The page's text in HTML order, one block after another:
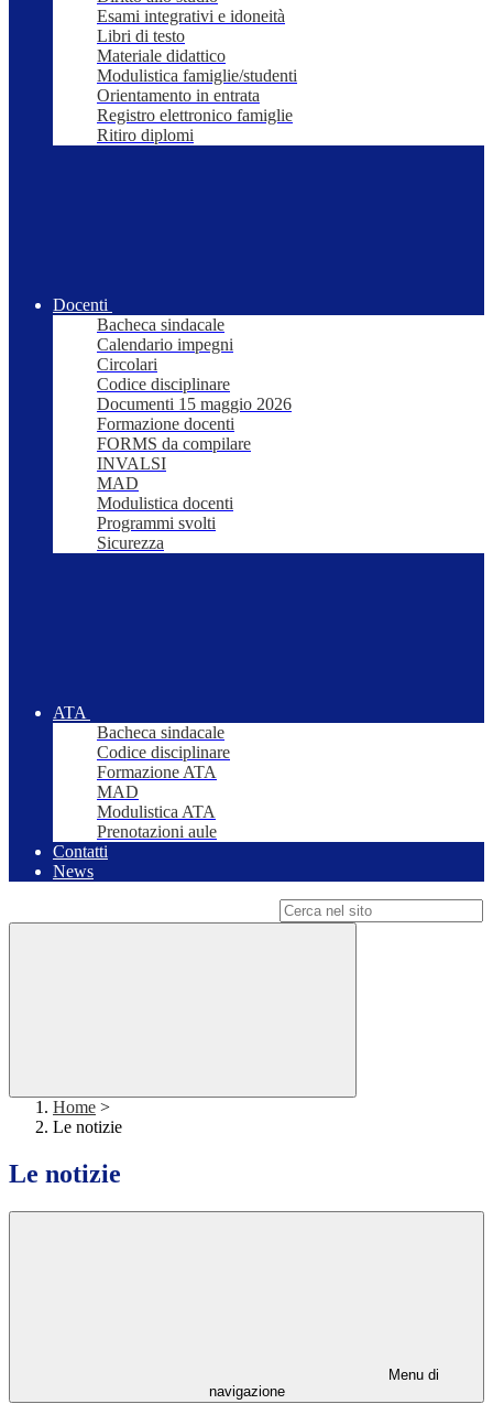
Esami integrativi e idoneità
Libri di testo
Materiale didattico
Modulistica famiglie/studenti
Orientamento in entrata
Registro elettronico famiglie
Ritiro diplomi
Docenti
Bacheca sindacale
Calendario impegni
Circolari
Codice disciplinare
Documenti 15 maggio 2026
Formazione docenti
FORMS da compilare
INVALSI
MAD
Modulistica docenti
Programmi svolti
Sicurezza
ATA
Bacheca sindacale
Codice disciplinare
Formazione ATA
MAD
Modulistica ATA
Prenotazioni aule
Contatti
News
Home >
Le notizie
Le notizie
Menu di
navigazione